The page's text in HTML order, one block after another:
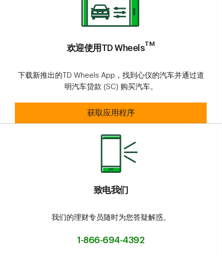
欢迎使用TD WheelsTM
下载新推出的TD Wheels App，找到心仪的汽车并通过道
明汽车贷款 (SC) 购买汽车。
欢迎使用TD WheelsTM
获取应用程序
致电我们
我们的理财专员随时为您答疑解惑。
1-866-694-4392